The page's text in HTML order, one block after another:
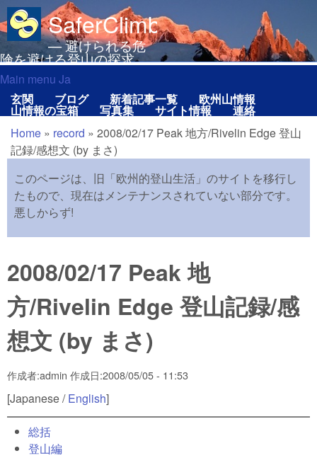
メインコンテンツに移動
SaferClimbing.org
— 避けられる危
険を避ける登山の探求
Main menu Ja
Main menu Ja
玄関
ブログ 新着記事一覧 欧州山情報
山情報の宝箱 写真集 サイト情報 連絡
現在地
Home » record » 2008/02/17 Peak 地方/Rivelin Edge 登山
記録/感想文 (by まさ)
このページは、旧「欧州的登山生活」のサイトを移行し
たもので、現在はメンテナンスされていない部分です。
悪しからず!
2008/02/17 Peak 地
方/Rivelin Edge 登山記録/感
想文 (by まさ)
作成者:admin 作成日:2008/05/05 - 11:53
[Japanese /English]
総括
登山編